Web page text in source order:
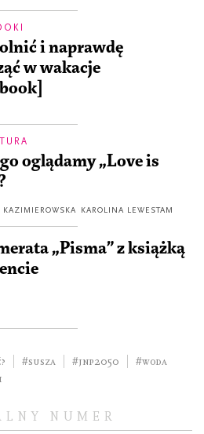
i naprawdę
w wakacje
oglądamy „Love is
KAZIMIEROWSKA KAROLINA LEWESTAM
„Pisma” z książką
#Susza #JNP2050
#woda
NUMER